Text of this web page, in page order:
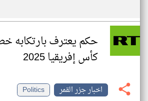
حكم يعترف بارتكابه
كأس إفريقيا 2025
اخبار جزر القمر
Politics